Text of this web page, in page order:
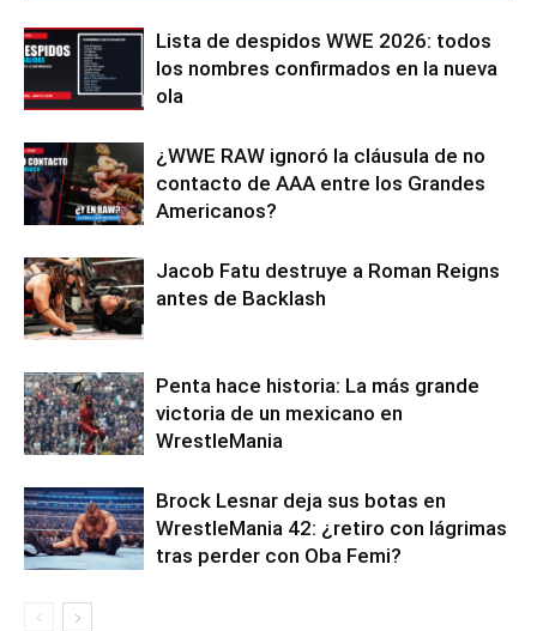
Lista de despidos WWE 2026: todos
los nombres confirmados en la nueva
ola
¿WWE RAW ignoró la cláusula de no
contacto de AAA entre los Grandes
Americanos?
Jacob Fatu destruye a Roman Reigns
antes de Backlash
Penta hace historia: La más grande
victoria de un mexicano en
WrestleMania
Brock Lesnar deja sus botas en
WrestleMania 42: ¿retiro con lágrimas
tras perder con Oba Femi?